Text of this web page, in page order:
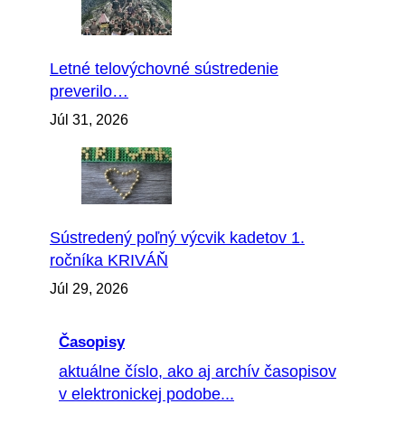
Letné telovýchovné sústredenie
preverilo…
Júl 31, 2026
Sústredený poľný výcvik kadetov 1.
ročníka KRIVÁŇ
Júl 29, 2026
Časopisy
aktuálne číslo, ako aj archív časopisov
v elektronickej podobe...